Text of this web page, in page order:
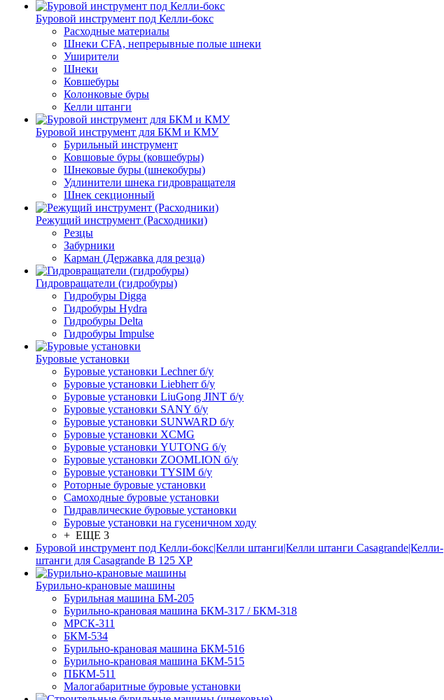
Буровой инструмент под Келли-бокс
Расходные материалы
Шнеки CFA, непрерывные полые шнеки
Уширители
Шнеки
Ковшебуры
Колонковые буры
Келли штанги
Буровой инструмент для БКМ и КМУ
Бурильный инструмент
Ковшовые буры (ковшебуры)
Шнековые буры (шнекобуры)
Удлинители шнека гидровращателя
Шнек секционный
Режущий инструмент (Расходники)
Резцы
Забурники
Карман (Державка для резца)
Гидровращатели (гидробуры)
Гидробуры Digga
Гидробуры Hydra
Гидробуры Delta
Гидробуры Impulse
Буровые установки
Буровые установки Lechner б/у
Буровые установки Liebherr б/у
Буровые установки LiuGong JINT б/у
Буровые установки SANY б/у
Буровые установки SUNWARD б/у
Буровые установки XCMG
Буровые установки YUTONG б/у
Буровые установки ZOOMLION б/у
Буровые установки TYSIM б/у
Роторные буровые установки
Самоходные буровые установки
Гидравлические буровые установки
Буровые установки на гусеничном ходу
+ ЕЩЕ 3
Буровой инструмент под Келли-бокс|Келли штанги|Келли штанги Casagrande|Келли-
штанги для Casagrande B 125 XP
Бурильно-крановые машины
Бурильная машина БМ-205
Бурильно-крановая машина БКМ-317 / БКМ-318
МРСК-311
БКМ-534
Бурильно-крановая машина БКМ-516
Бурильно-крановая машина БКМ-515
ПБКМ-511
Малогабаритные буровые установки